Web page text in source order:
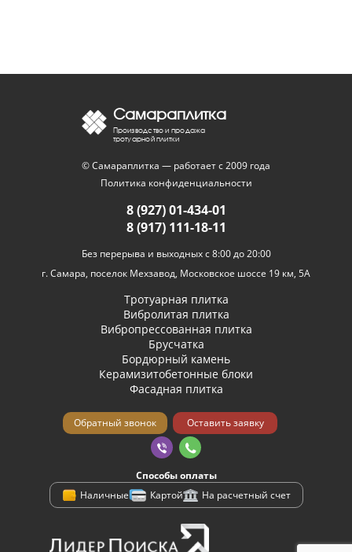
Самараплитка
Производство и продажа
тротуарной плитки
© Самараплитка — работает с 2009 года
Политика конфиденциальности
Тротуарная плитка
Вибролитая плитка
Вибропрессованная плитка
Брусчатка
Бордюрный камень
Керамизитобетонные блоки
Фасадная плитка
Способы оплаты
Наличные
Картой На расчетный счет
8 (927) 01-434-01
8 (917) 111-18-11
Без перерыва и выходных с 8:00 до 20:00
г. Самара, поселок Мехзавод, Московское шоссе 19 км, 5А